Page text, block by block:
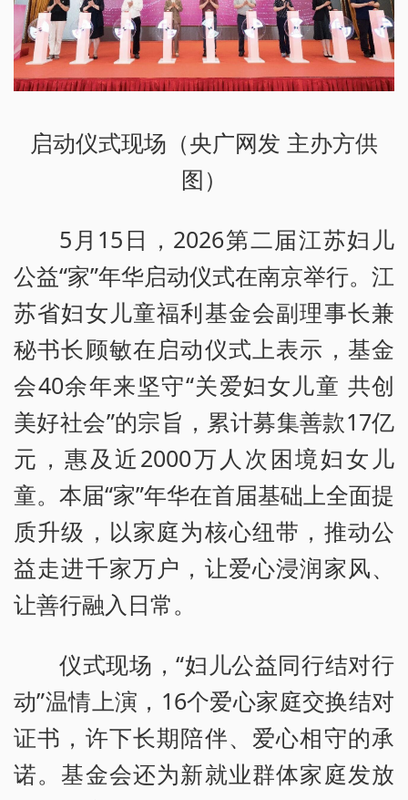
启动仪式现场（央广网发 主办方供
图）
5月15日，2026第二届江苏妇儿
公益“家”年华启动仪式在南京举行。江
苏省妇女儿童福利基金会副理事长兼
秘书长顾敏在启动仪式上表示，基金
会40余年来坚守“关爱妇女儿童 共创
美好社会”的宗旨，累计募集善款17亿
元，惠及近2000万人次困境妇女儿
童。本届“家”年华在首届基础上全面提
质升级，以家庭为核心纽带，推动公
益走进千家万户，让爱心浸润家风、
让善行融入日常。
仪式现场，“妇儿公益同行结对行
动”温情上演，16个爱心家庭交换结对
证书，许下长期陪伴、爱心相守的承
诺。基金会还为新就业群体家庭发放